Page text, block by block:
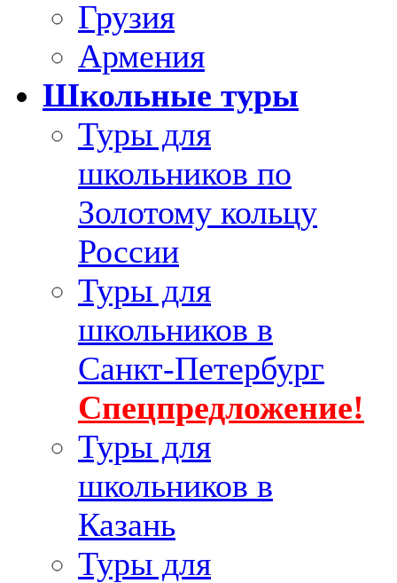
Грузия
Армения
Школьные туры
Туры для
школьников по
Золотому кольцу
России
Туры для
школьников в
Санкт-Петербург
Спецпредложение!
Туры для
школьников в
Казань
Туры для